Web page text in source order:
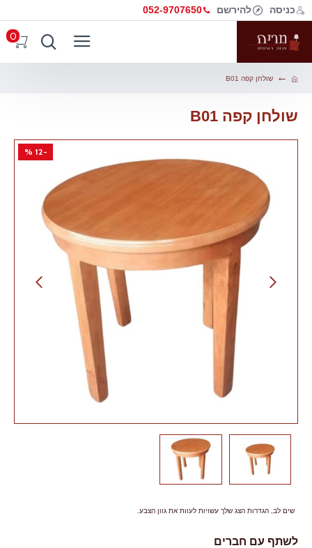
כניסה להירשם 052-9707650
0
שולחן קפה B01
שולחן קפה B01
-12 %
שים לב, הגדרות הצג שלך עשויות לעוות את גוון הצבע.
לשתף עם חברים